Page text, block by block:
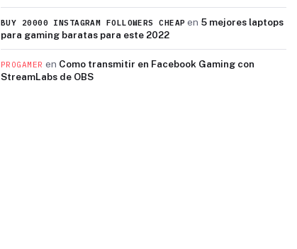
BUY 20000 INSTAGRAM FOLLOWERS CHEAP en 5 mejores laptops
para gaming baratas para este 2022
PROGAMER en Como transmitir en Facebook Gaming con
StreamLabs de OBS